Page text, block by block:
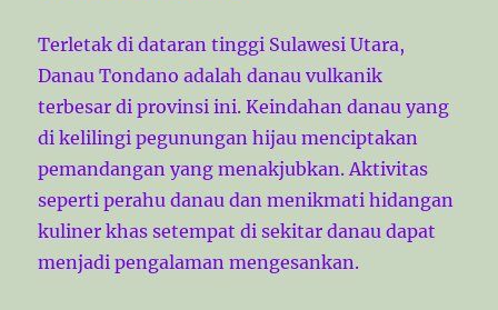
Terletak di dataran tinggi Sulawesi Utara,
Danau Tondano adalah danau vulkanik
terbesar di provinsi ini. Keindahan danau yang
di kelilingi pegunungan hijau menciptakan
pemandangan yang menakjubkan. Aktivitas
seperti perahu danau dan menikmati hidangan
kuliner khas setempat di sekitar danau dapat
menjadi pengalaman mengesankan.